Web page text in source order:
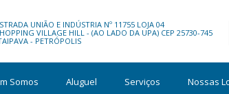
UNIÃO E INDÚSTRIA Nº 11755 LOJA 04
VILLAGE HILL - (AO LADO DA UPA) CEP 25730-745
- PETRÓPOLIS
Somos Aluguel Serviços Nossas